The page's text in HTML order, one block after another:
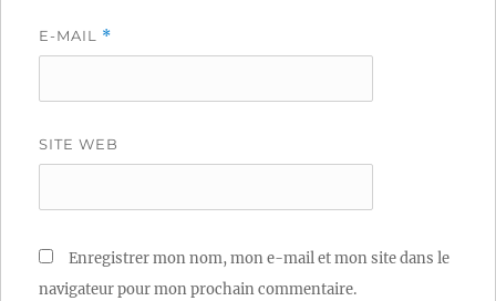
E-MAIL *
SITE WEB
Enregistrer mon nom, mon e-mail et mon site dans le
navigateur pour mon prochain commentaire.